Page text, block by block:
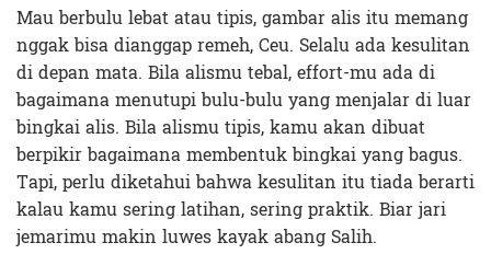
Mau berbulu lebat atau tipis, gambar alis itu memang
nggak bisa dianggap remeh, Ceu. Selalu ada kesulitan
di depan mata. Bila alismu tebal, effort-mu ada di
bagaimana menutupi bulu-bulu yang menjalar di luar
bingkai alis. Bila alismu tipis, kamu akan dibuat
berpikir bagaimana membentuk bingkai yang bagus.
Tapi, perlu diketahui bahwa kesulitan itu tiada berarti
kalau kamu sering latihan, sering praktik. Biar jari
jemarimu makin luwes kayak abang Salih.